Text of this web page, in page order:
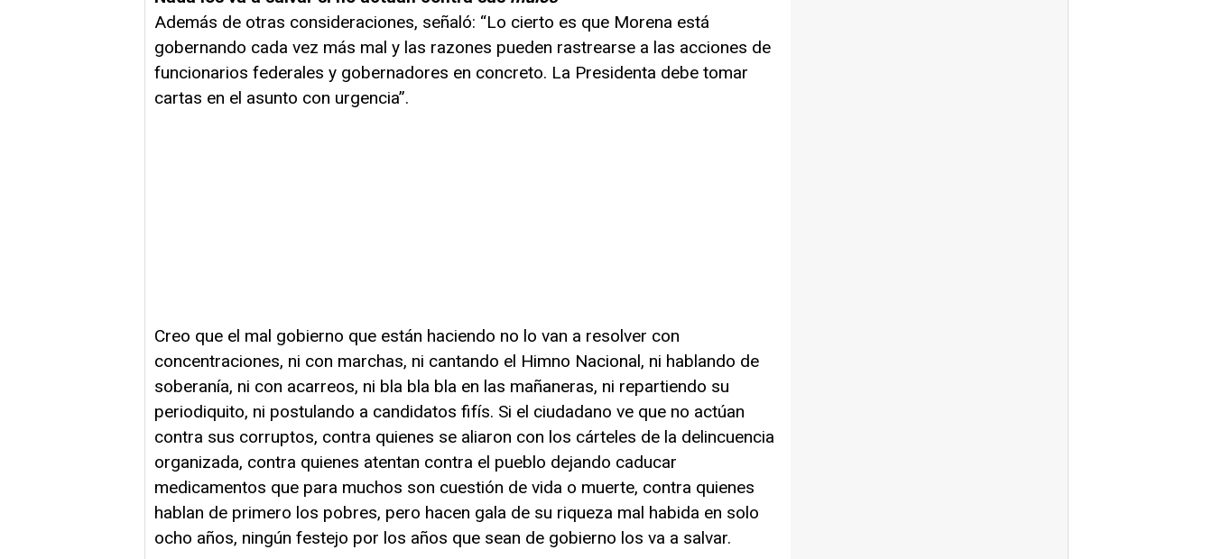
Además de otras consideraciones, señaló: “Lo cierto es que Morena está
gobernando cada vez más mal y las razones pueden rastrearse a las acciones de
funcionarios federales y gobernadores en concreto. La Presidenta debe tomar
cartas en el asunto con urgencia”.
Creo que el mal gobierno que están haciendo no lo van a resolver con
concentraciones, ni con marchas, ni cantando el Himno Nacional, ni hablando de
soberanía, ni con acarreos, ni bla bla bla en las mañaneras, ni repartiendo su
periodiquito, ni postulando a candidatos fifís. Si el ciudadano ve que no actúan
contra sus corruptos, contra quienes se aliaron con los cárteles de la delincuencia
organizada, contra quienes atentan contra el pueblo dejando caducar
medicamentos que para muchos son cuestión de vida o muerte, contra quienes
hablan de primero los pobres, pero hacen gala de su riqueza mal habida en solo
ocho años, ningún festejo por los años que sean de gobierno los va a salvar.